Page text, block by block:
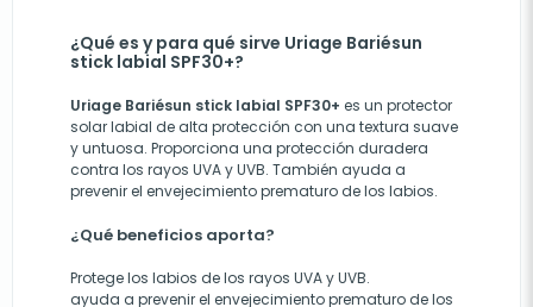
¿Qué es y para qué sirve Uriage Bariésun
stick labial SPF30+?
Uriage Bariésun stick labial SPF30+ es un protector
solar labial de alta protección con una textura suave
y untuosa. Proporciona una protección duradera
contra los rayos UVA y UVB. También ayuda a
prevenir el envejecimiento prematuro de los labios.
¿Qué beneficios aporta?
Protege los labios de los rayos UVA y UVB.
ayuda a prevenir el envejecimiento prematuro de los